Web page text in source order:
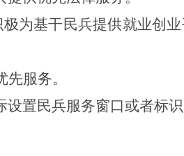
为基干民兵提供就业创
服务。
置民兵服务窗口或者标识